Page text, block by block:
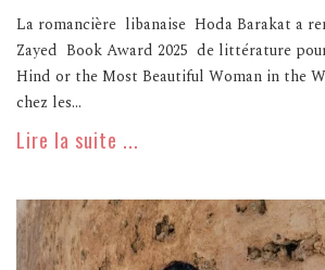
La romancière libanaise Hoda Barakat a
Zayed Book Award 2025 de littérature
Hind or the Most Beautiful Woman in the
chez les...
Lire la suite ...